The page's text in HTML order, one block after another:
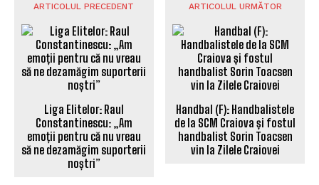
ARTICOLUL PRECEDENT
Liga Elitelor: Raul
Constantinescu: „Am
emoții pentru că nu vreau
să ne dezamăgim suporterii
noștri”
ARTICOLUL URMĂTOR
Handbal (F): Handbalistele
de la SCM Craiova și fostul
handbalist Sorin Toacsen
vin la Zilele Craiovei